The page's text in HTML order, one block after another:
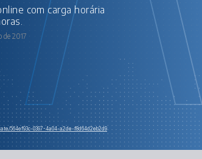
2017
564ef93c-0397-4a04-a2de-f8d64d2eb2d9